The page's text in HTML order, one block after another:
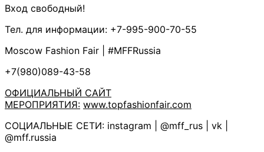
Вход свободный!
Тел. для информации: +7-995-900-70-55
Moscow Fashion Fair | #MFFRussia
+7(980)089-43-58
ОФИЦИАЛЬНЫЙ САЙТ
МЕРОПРИЯТИЯ: www.topfashionfair.com
СОЦИАЛЬНЫЕ СЕТИ: instagram | @mff_rus | vk |
@mff.russia